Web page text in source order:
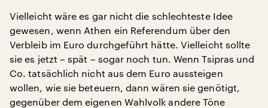
Vielleicht wäre es gar nicht die schlechteste Idee
gewesen, wenn Athen ein Referendum über den
Verbleib im Euro durchgeführt hätte. Vielleicht sollte
sie es jetzt – spät – sogar noch tun. Wenn Tsipras und
Co. tatsächlich nicht aus dem Euro aussteigen
wollen, wie sie beteuern, dann wären sie genötigt,
gegenüber dem eigenen Wahlvolk andere Töne